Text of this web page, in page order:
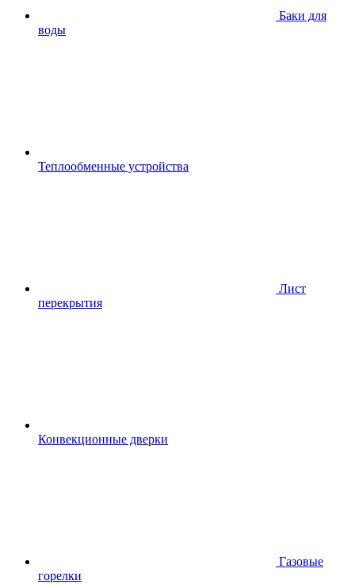
Баки для
воды
Теплообменные устройства
Лист
перекрытия
Конвекционные дверки
Газовые
горелки